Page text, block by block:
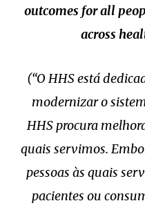
outcomes for all
across
(“O HHS está
modernizar o
HHS procura
quais servimos.
pessoas às quais
pacientes ou